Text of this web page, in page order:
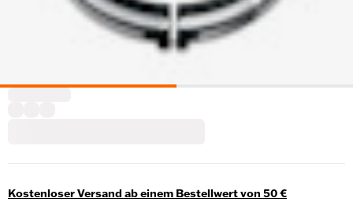
Kostenloser Versand ab einem Bestellwert von 50 €